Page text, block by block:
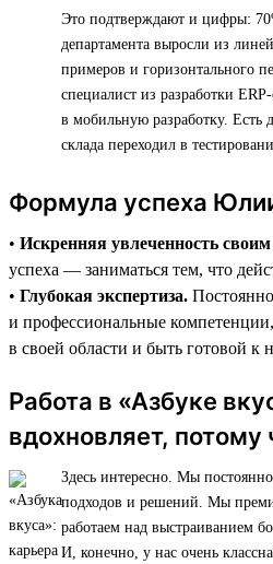
Это подтверждают и цифры:
департамента выросли из
примеров и горизонтального
специалист из разработки
в мобильную разработку. Есть
склада переходил в
Формула успеха
• Искренняя увлеченность
успеха — заниматься тем, что
• Глубокая экспертиза.
и профессиональные
в своей области и быть готовой к
Работа в «Азбуке
вдохновляет, потому
Здесь интересно. Мы
подходов и решений. Мы
работаем над выстраиванием
И, конечно, у нас очень